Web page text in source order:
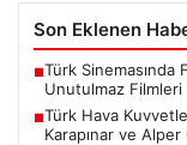
Son Eklenen
■Türk Sinemasında
Unutulmaz Filmleri
■Türk Hava
Karapınar ve Alper